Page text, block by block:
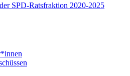
SPD-Ratsfraktion 2020-2025